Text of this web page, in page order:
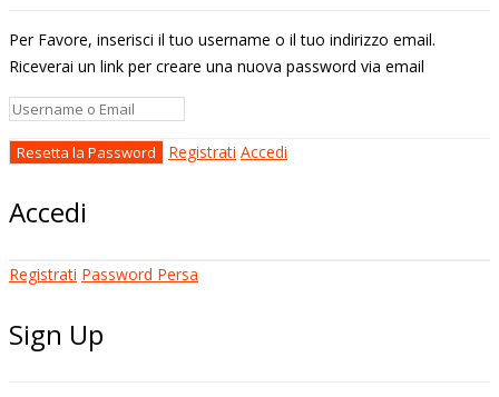
Per Favore, inserisci il tuo username o il tuo indirizzo email.
Riceverai un link per creare una nuova password via email
Registrati Accedi
Accedi
Registrati Password Persa
Sign Up